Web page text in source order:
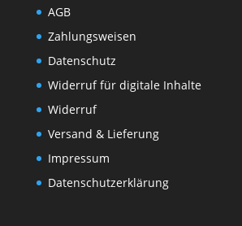
AGB
Zahlungsweisen
Datenschutz
Widerruf für digitale Inhalte
Widerruf
Versand & Lieferung
Impressum
Datenschutzerklärung